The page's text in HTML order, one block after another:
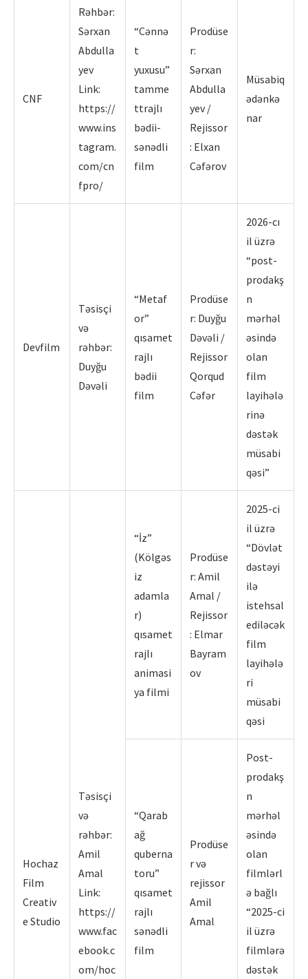
CNF
Rəhbər:
Sərxan
Abdulla
yev
Link:
https://
www.ins
tagram.
com/cn
fpro/
“Cənnə
t
yuxusu”
tamme
ttrajlı
bədii-
sənədli
film
Prodüse
r:
Sərxan
Abdulla
yev /
Rejissor
: Elxan
Cəfərov
Müsabiq
ədənkə
nar
Devfilm
Təsisçi
və
rəhbər:
Duyğu
Dəvəli
“Metaf
or”
qısamet
rajlı
bədii
film
Prodüse
r: Duyğu
Dəvəli /
Rejissor
Qorqud
Cəfər
2026-cı
il üzrə
“post-
prodakş
n
mərhəl
əsində
olan
film
layihələ
rinə
dəstək
müsabi
qəsi”
Hochaz
Film
Creativ
e Studio
Təsisçi
və
rəhbər:
Amil
Amal
Link:
https://
www.fac
ebook.c
om/hoc
“İz”
(Kölgəs
iz
adamla
r)
qısamet
rajlı
animasi
ya filmi
Prodüse
r: Amil
Amal /
Rejissor
: Elmar
Bayram
ov
2025-ci
il üzrə
“Dövlət
dəstəyi
ilə
istehsal
ediləcək
film
layihələ
ri
müsabi
qəsi
“Qarab
ağ
quberna
toru”
qısamet
rajlı
sənədli
film
Prodüse
r və
rejissor
Amil
Amal
Post-
prodakş
n
mərhəl
əsində
olan
filmlərl
ə bağlı
“2025-ci
il üzrə
filmlərə
dəstək